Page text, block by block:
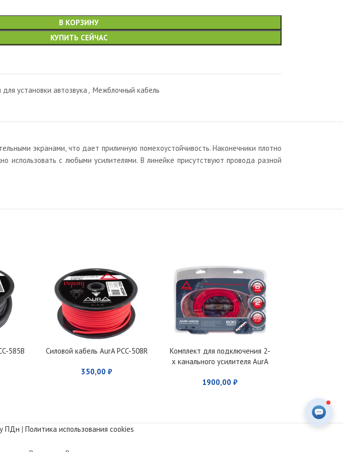
В КОРЗИНУ
КУПИТЬ СЕЙЧАС
для установки автозвука , Межблочный кабель
экранами, что дает приличную помехоустойчивость. Наконечники плотно
с любыми усилителями. В линейке присутствуют провода разной
585B Силовой кабель AurA PCC-508R
350,00₽
Комплект для подключения 2-
х канального усилителя AurA
1900,00₽
ПДн | Политика использования cookies